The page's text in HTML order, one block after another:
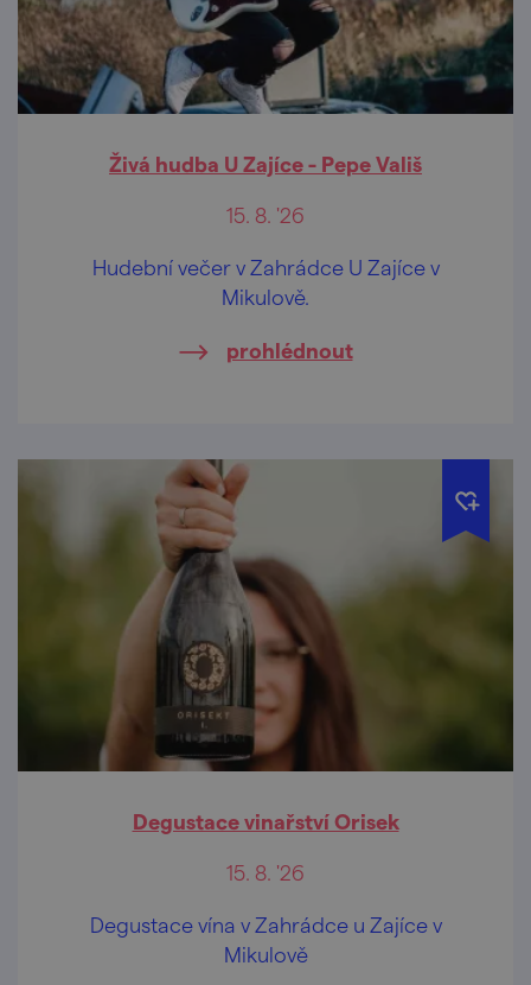
Živá hudba U Zajíce - Pepe Vališ
15. 8. '26
Hudební večer v Zahrádce U Zajíce v
Mikulově.
prohlédnout
Degustace vinařství Orisek
15. 8. '26
Degustace vína v Zahrádce u Zajíce v
Mikulově